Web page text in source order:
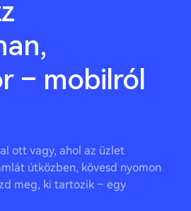
– mobilról
ott vagy, ahol az üzlet
útközben, kövesd nyomon
meg, ki tartozik – egy